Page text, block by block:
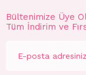
Bültenimize Üye
Tüm İndirim ve